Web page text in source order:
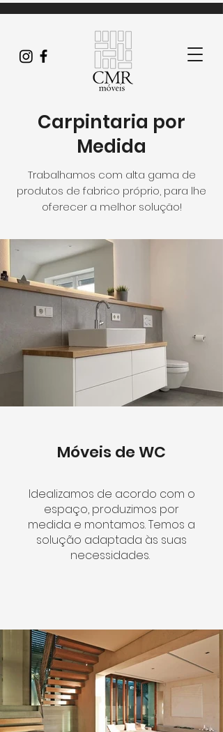
Carpintaria por
Medida
Trabalhamos com alta gama de
produtos de fabrico próprio, para lhe
oferecer a melhor solução!
Móveis de WC
Idealizamos de acordo com o
espaço, produzimos por
medida e montamos. Temos a
solução adaptada às suas
necessidades.